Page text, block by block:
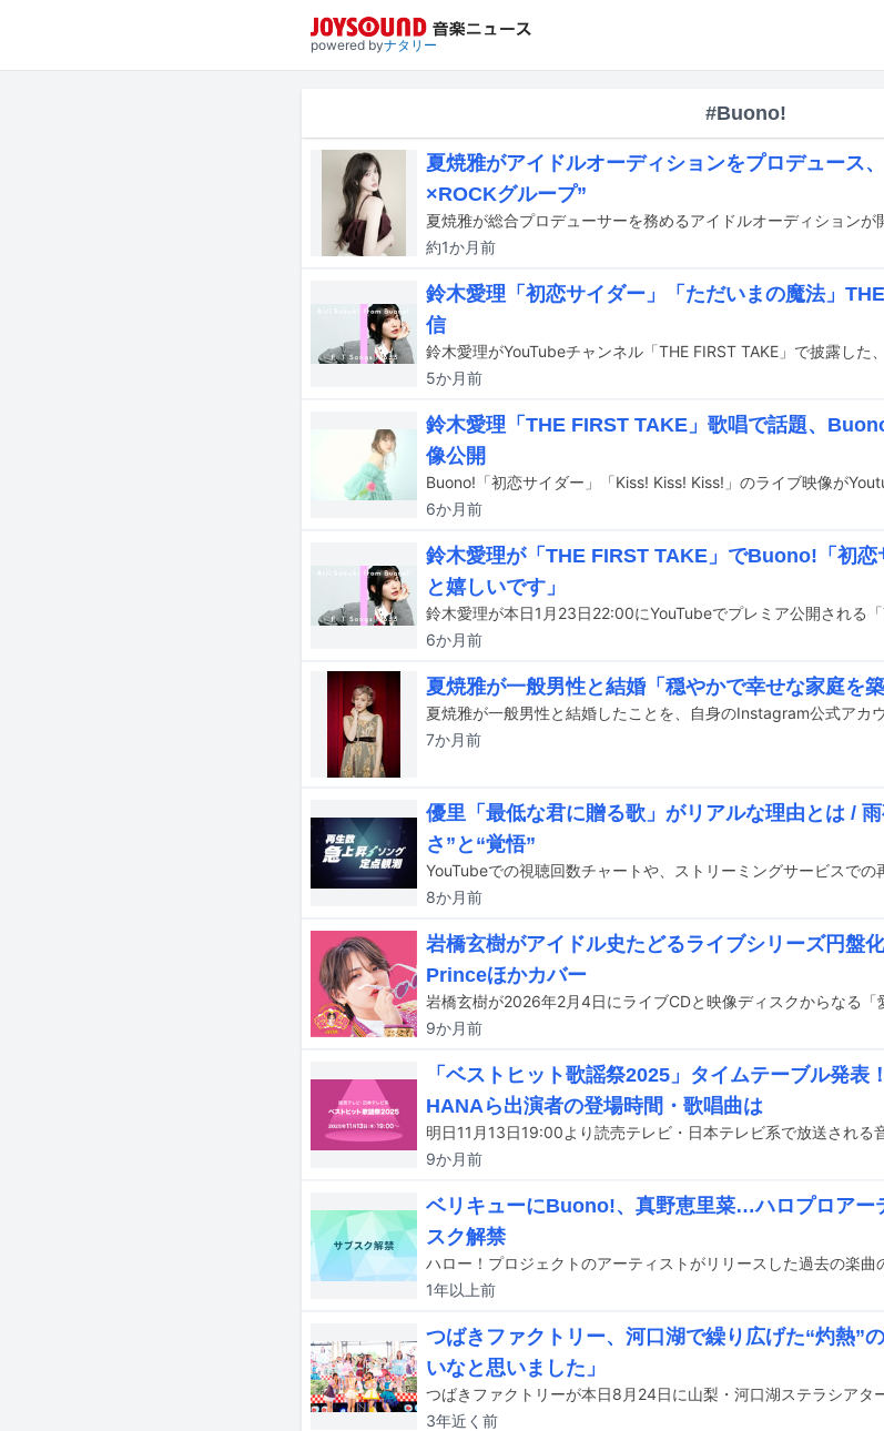
powered byナタリー
#Buono!
夏焼雅がアイドルオーディションをプロデュース
×ROCKグループ”
夏焼雅が総合プロデューサーを務めるアイドルオーディションが
約1か月前
鈴木愛理「初恋サイダー」「ただいまの魔法」
信
5か月前
鈴木愛理「THE FIRST TAKE」歌唱で話題、
像公開
Buono!「初恋サイダー」「Kiss! Kiss! Kiss!」のライブ映像が
6か月前
鈴木愛理が「THE FIRST TAKE」でBuono!「初恋
と嬉しいです」
6か月前
夏焼雅が一般男性と結婚「穏やかで幸せな家庭を
7か月前
優里「最低な君に贈る歌」がリアルな理由とは /
さ”と“覚悟”
8か月前
岩橋玄樹がアイドル史たどるライブシリーズ円
Princeほかカバー
岩橋玄樹が2026年2月4日にライブCDと映像ディスクからなる
9か月前
「ベストヒット歌謡祭2025」タイムテーブル発表
HANAら出演者の登場時間・歌唱曲は
9か月前
ベリキューにBuono!、真野恵里菜…ハロプロアー
スク解禁
1年以上前
つばきファクトリー、河口湖で繰り広げた“灼熱”
いなと思いました」
3年近く 前